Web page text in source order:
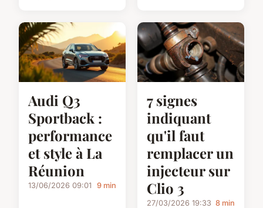
Audi Q3
Sportback :
performance
et style à La
Réunion
13/06/2026 09:01 9 min
7 signes
indiquant
qu'il faut
remplacer un
injecteur sur
Clio 3
27/03/2026 19:33 8 min